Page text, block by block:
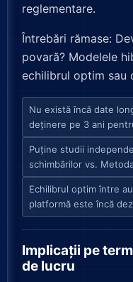
reglementare.
Întrebări rămase:
povară? Modelele
echilibrul optim sau
Nu există încă date
deținere pe 3 ani
Puține studii
schimbărilor vs.
Echilibrul optim între
platformă este încă
Implicații pe
de lucru